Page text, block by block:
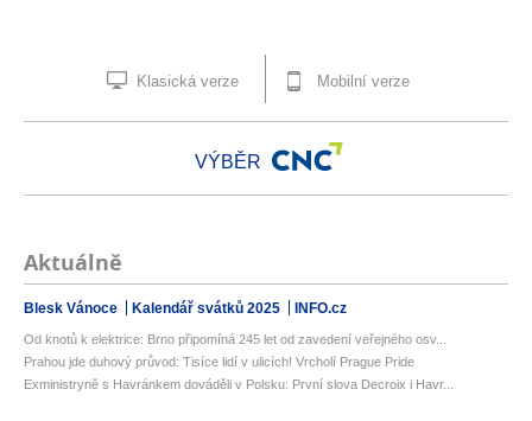
Klasická verze Mobilní verze
VÝBĚR
Aktuálně
Blesk Vánoce Kalendář svátků 2025 INFO.cz
Od knotů k elektrice: Brno připomíná 245 let od zavedení veřejného osv...
Prahou jde duhový průvod: Tisíce lidí v ulicích! Vrcholí Prague Pride
Exministryně s Havránkem dováděli v Polsku: První slova Decroix i Havr...